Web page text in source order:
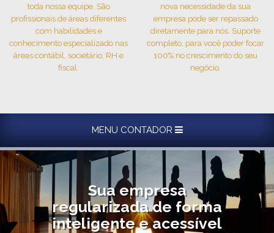
toda nossa equipe. São
profissionais de áreas diferentes
com habilidades e
conhecimento especializado nas
áreas contábil, societário, RH e
fiscal.
nova necessidade da sua
empresa pode ser repassado
diretamente para nós. Suporte
completo, para você poder focar
100% no crescimento do seu
negócio.
MENU CONTADOR
Sua empresa
regularizada de forma
inteligente e acessível